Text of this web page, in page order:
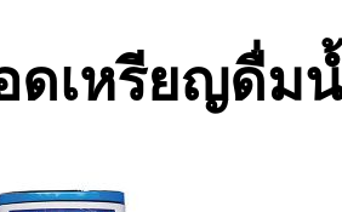
ดเหรียญดื่ม